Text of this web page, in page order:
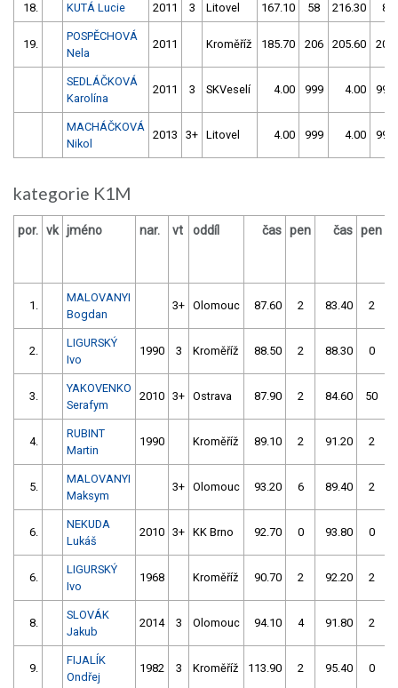
18. KUTÁ Lucie 2011 3 Litovel 167.10 58 216.30 8
19.
POSPĚCHOVÁ
Nela
2011 Kroměříž 185.70 206 205.60 208
SEDLÁČKOVÁ
Karolína
2011 3 SKVeselí 4.00 999 4.00 999
MACHÁČKOVÁ
Nikol
2013 3+ Litovel 4.00 999 4.00 999
kategorie K1M
por. vk jméno nar. vt oddíl čas pen čas pen
1.
MALOVANYI
Bogdan
3+ Olomouc 87.60 2 83.40 2
2.
LIGURSKÝ
Ivo
1990 3 Kroměříž 88.50 2 88.30 0
3.
YAKOVENKO
Serafym
2010 3+ Ostrava 87.90 2 84.60 50
4.
RUBINT
Martin
1990 Kroměříž 89.10 2 91.20 2
5.
MALOVANYI
Maksym
3+ Olomouc 93.20 6 89.40 2
6.
NEKUDA
Lukáš
2010 3+ KK Brno 92.70 0 93.80 0
6.
LIGURSKÝ
Ivo
1968 Kroměříž 90.70 2 92.20 2
8.
SLOVÁK
Jakub
2014 3 Olomouc 94.10 4 91.80 2
9.
FIJALÍK
Ondřej
1982 3 Kroměříž 113.90 2 95.40 0